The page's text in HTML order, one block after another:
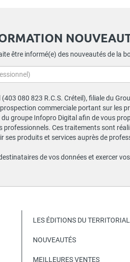
être informé(e) des nouveautés de la
080 823 R.C.S. Créteil), filiale du
commerciale portant sur les
groupe Infopro Digital afin de vous
Ces traitements sont
ses produits et services auprès de
de vos données et exercer
LES ÉDITIONS DU TERRITORIAL
NOUVEAUTÉS
MEILLEURES VENTES